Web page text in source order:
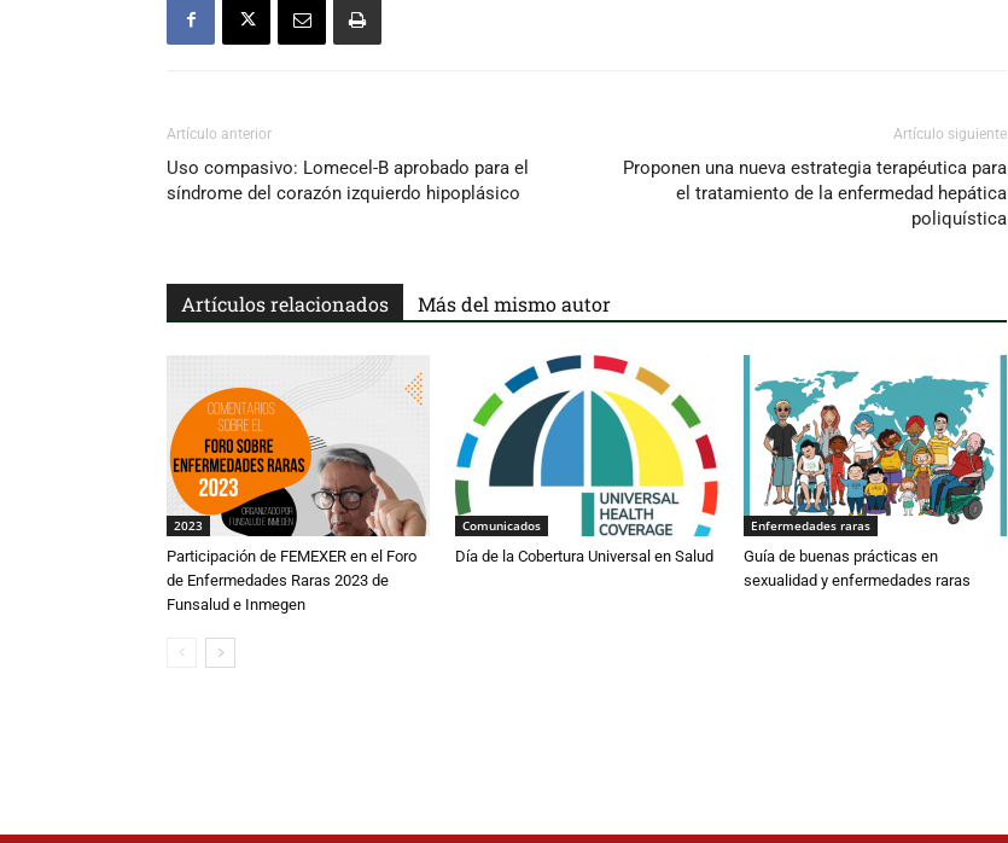
Artículo anterior
Uso compasivo: Lomecel-B aprobado para el
síndrome del corazón izquierdo hipoplásico
Artículo siguiente
Proponen una nueva estrategia terapéutica para
el tratamiento de la enfermedad hepática
poliquística
Artículos relacionados Más del mismo autor
2023
Participación de FEMEXER en el Foro
de Enfermedades Raras 2023 de
Funsalud e Inmegen
Comunicados
Día de la Cobertura Universal en Salud
Enfermedades raras
Guía de buenas prácticas en
sexualidad y enfermedades raras